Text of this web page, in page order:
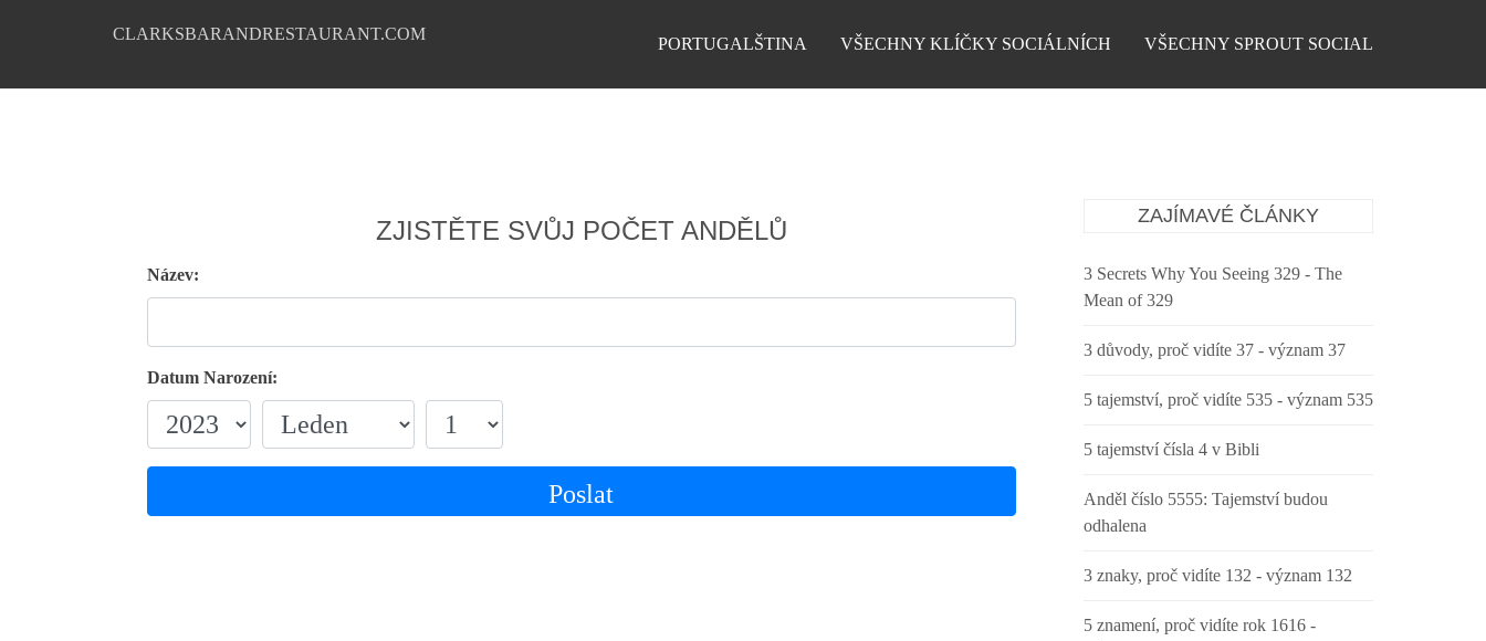
CLARKSBARANDRESTAURANT.COM
PORTUGALŠTINA VŠECHNY KLÍČKY SOCIÁLNÍCH VŠECHNY SPROUT SOCIAL
ZJISTĚTE SVŮJ POČET ANDĚLŮ
Název:
Datum Narození:
Poslat
ZAJÍMAVÉ ČLÁNKY
3 Secrets Why You Seeing 329 - The
Mean of 329
3 důvody, proč vidíte 37 - význam 37
5 tajemství, proč vidíte 535 - význam 535
5 tajemství čísla 4 v Bibli
Anděl číslo 5555: Tajemství budou
odhalena
3 znaky, proč vidíte 132 - význam 132
5 znamení, proč vidíte rok 1616 -